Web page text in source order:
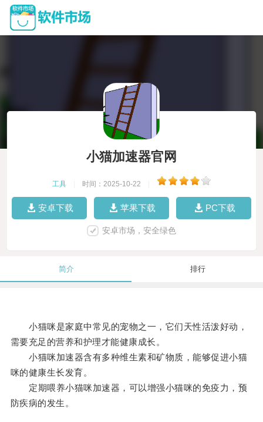
小猫加速器官网
工具 时间：2025-10-22
安卓下载 苹果下载 PC下载
安卓市场，安全绿色
简介 排行
小猫咪是家庭中常见的宠物之一，它们天性活泼好动，
需要充足的营养和护理才能健康成长。
小猫咪加速器含有多种维生素和矿物质，能够促进小猫
咪的健康生长发育。
定期喂养小猫咪加速器，可以增强小猫咪的免疫力，预
防疾病的发生。